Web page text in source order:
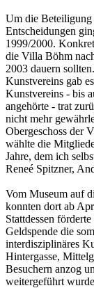
Um die Beteiligung
Entscheidungen
1999/2000.
die Villa Böhm
2003 dauern
Kunstvereins gab
Kunstvereins - bis
angehörte - trat
nicht mehr
Obergeschoss der
wählte die
Jahre, dem ich
Reneé Spitzner,
Vom Museum auf
konnten dort ab
Stattdessen
Geldspende die
interdisziplinäres
Hintergasse,
Besuchern anzog
weitergeführt